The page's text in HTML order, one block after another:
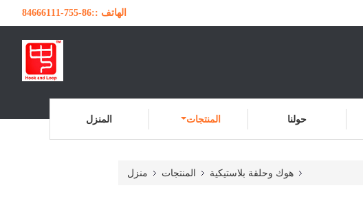
الهاتف ::86-755-84666111
المنزل المنتجات حولنا
منزل المنتجات هوك وحلقة بلاستيكية